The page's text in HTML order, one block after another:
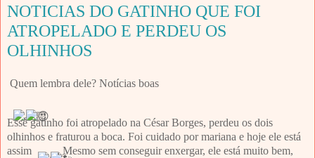
NOTICIAS DO GATINHO QUE FOI
ATROPELADO E PERDEU OS
OLHINHOS
Quem lembra dele? Notícias boas
Esse gatinho foi atropelado na César Borges, perdeu os dois
olhinhos e fraturou a boca. Foi cuidado por mariana e hoje ele está
assim
. Mesmo sem conseguir enxergar, ele está muito bem,